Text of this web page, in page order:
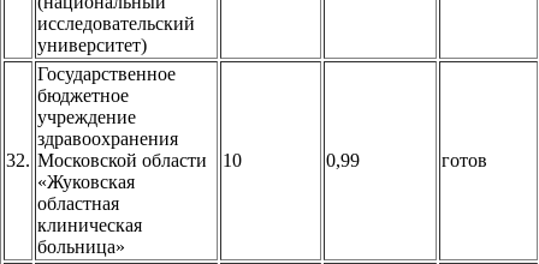
исследовательский
университет)
32.
Государственное
бюджетное
учреждение
здравоохранения
Московской области
«Жуковская
областная
клиническая
больница»
10 0,99 готов